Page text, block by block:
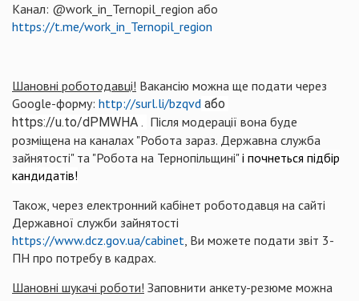
Канал: @work_in_Ternopil_region або
https://t.me/work_in_Ternopil_region
Шановні роботодавці! Вакансію можна ще подати через
Google-форму: http://surl.li/bzqvd або
https://u.to/dPMWHA . Після модерації вона буде
розміщена на каналах "Робота зараз. Державна служба
зайнятості" та "Робота на Тернопільщині"і почнеться підбір
кандидатів!
Також, через електронний кабінет роботодавця на сайті
Державної служби зайнятості
https://www.dcz.gov.ua/cabinet, Ви можете подати звіт 3-
ПН про потребу в кадрах.
Шановні шукачі роботи! Заповнити анкету-резюме можна